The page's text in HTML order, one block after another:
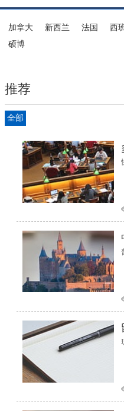
加拿大 新西兰 法国 西
硕博
推荐
全部